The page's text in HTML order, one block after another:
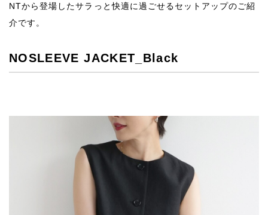
NTから登場したサラっと快適に過ごせるセットアップのご紹
介です。
NOSLEEVE JACKET_Black